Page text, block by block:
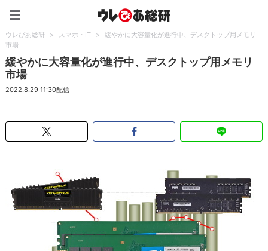
ウレぴあ総研 > スマホ・IT >
緩やかに大容量化が進行中、デスクトップ用メモリ
市場
緩やかに大容量化が進行中、デスクトップ用メモリ
市場
2022.8.29 11:30配信